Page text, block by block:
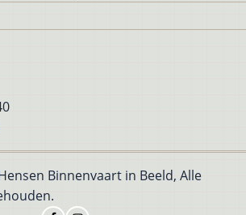
Binnenvaart in Beeld, Alle